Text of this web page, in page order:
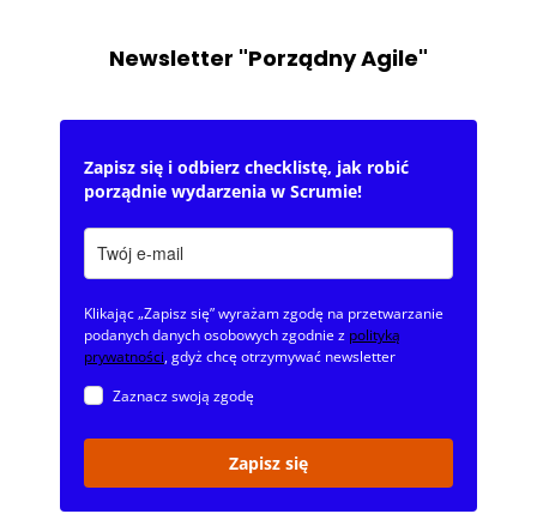
Newsletter "Porządny Agile"
Zapisz się i odbierz checklistę, jak robić
porządnie wydarzenia w Scrumie!
Klikając „Zapisz się” wyrażam zgodę na przetwarzanie
podanych danych osobowych zgodnie z polityką
prywatności, gdyż chcę otrzymywać newsletter
Zaznacz swoją zgodę
Zapisz się